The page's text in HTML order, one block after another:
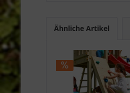
Ähnliche Artikel